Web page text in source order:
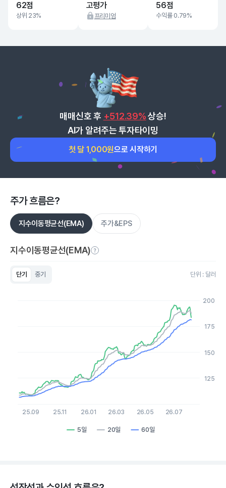
62점
상위 23%
고평가
프리미엄
56점
수익률 0.79%
매매신호 후 +512.39% 상승!
AI가 알려주는 투자타이밍
첫 달 1,000원으로 시작하기
주가 흐름은?
지수이동평균선(EMA) 주가&EPS
지수이동평균선(EMA)
단기 중기 단위 : 달러
The chart has 1 X axis displaying Time. Data ranges from
The chart has 1 Y axis displaying values. Data ranges from
5일 20일 60일
25.09 25.11 26.01 26.03 26.05 26.07
125
150
175
200